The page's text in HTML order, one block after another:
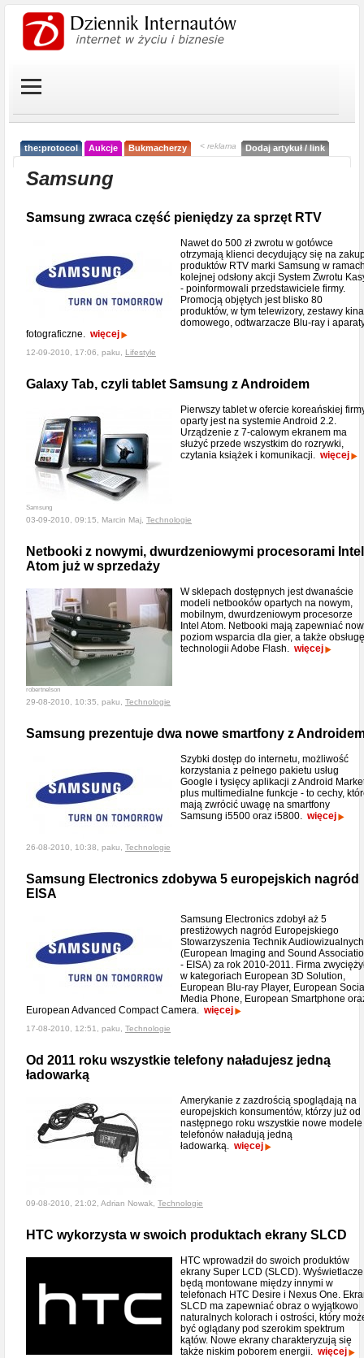
the:protocol Aukcje Bukmacherzy < reklama Dodaj artykuł / link
Samsung
Samsung zwraca część pieniędzy za sprzęt RTV
Nawet do 500 zł zwrotu w gotówce
otrzymają klienci decydujący się na
produktów RTV marki Samsung w
kolejnej odsłony akcji System Zwrotu
- poinformowali przedstawiciele firmy.
Promocją objętych jest blisko 80
produktów, w tym telewizory, zestawy kina
domowego, odtwarzacze Blu-ray i
fotograficzne. więcej
12-09-2010, 17:06, paku, Lifestyle
Galaxy Tab, czyli tablet Samsung z Androidem
Samsung
Pierwszy tablet w ofercie koreańskiej
oparty jest na systemie Android 2.2.
Urządzenie z 7-calowym ekranem ma
służyć przede wszystkim do rozrywki,
czytania książek i komunikacji. więcej
03-09-2010, 09:15, Marcin Maj, Technologie
Netbooki z nowymi, dwurdzeniowymi procesorami Intel
Atom już w sprzedaży
robertnelson
W sklepach dostępnych jest dwanaście
modeli netbooków opartych na nowym,
mobilnym, dwurdzeniowym procesorze
Intel Atom. Netbooki mają zapewniać
poziom wsparcia dla gier, a także obsługę
technologii Adobe Flash. więcej
29-08-2010, 10:35, paku, Technologie
Samsung prezentuje dwa nowe smartfony z
Szybki dostęp do internetu, możliwość
korzystania z pełnego pakietu usług
Google i tysięcy aplikacji z Android
plus multimedialne funkcje - to cechy,
mają zwrócić uwagę na smartfony
Samsung i5500 oraz i5800. więcej
26-08-2010, 10:38, paku, Technologie
Samsung Electronics zdobywa 5 europejskich nagród
EISA
Samsung Electronics zdobył aż 5
prestiżowych nagród Europejskiego
Stowarzyszenia Technik Audiowizualnych
(European Imaging and Sound
- EISA) za rok 2010-2011. Firma
w kategoriach European 3D Solution,
European Blu-ray Player, European
Media Phone, European Smartphone
European Advanced Compact Camera. więcej
17-08-2010, 12:51, paku, Technologie
Od 2011 roku wszystkie telefony naładujesz jedną
ładowarką
Amerykanie z zazdrością spoglądają na
europejskich konsumentów, którzy już od
następnego roku wszystkie nowe modele
telefonów naładują jedną
ładowarką. więcej
09-08-2010, 21:02, Adrian Nowak, Technologie
HTC wykorzysta w swoich produktach ekrany SLCD
HTC wprowadził do swoich produktów
ekrany Super LCD (SLCD). Wyświetlacze
będą montowane między innymi w
telefonach HTC Desire i Nexus One.
SLCD ma zapewniać obraz o wyjątkowo
naturalnych kolorach i ostrości, który
być oglądany pod szerokim spektrum
kątów. Nowe ekrany charakteryzują się
także niskim poborem energii. więcej